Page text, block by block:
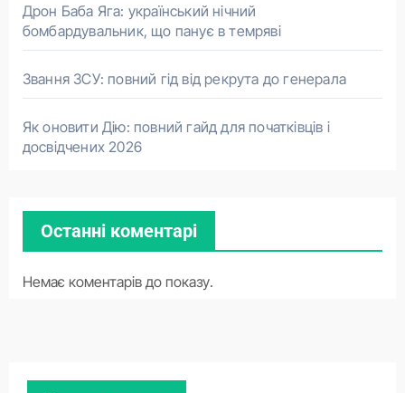
Дрон Баба Яга: український нічний
бомбардувальник, що панує в темряві
Звання ЗСУ: повний гід від рекрута до генерала
Як оновити Дію: повний гайд для початківців і
досвідчених 2026
Останні коментарі
Немає коментарів до показу.